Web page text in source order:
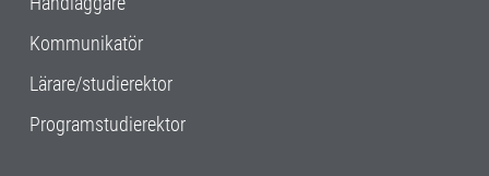
Kommunikatör
Lärare/studierektor
Programstudierektor